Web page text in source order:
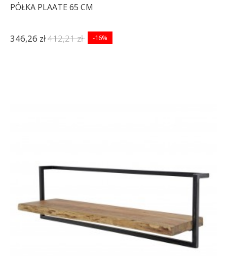
PÓŁKA PLAATE 65 CM
346,26 zł412,21 zł -16%